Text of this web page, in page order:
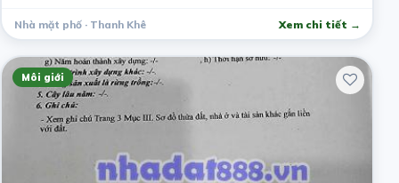
Nhà mặt phố · Thanh Khê Xem chi tiết →
Môi giới